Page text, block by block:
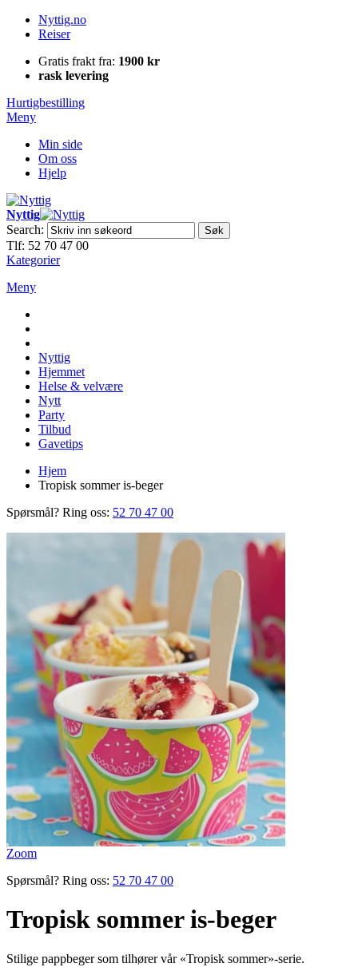
Nyttig.no
Reiser
Gratis frakt fra: 1900 kr
rask levering
Hurtigbestilling
Meny
Min side
Om oss
Hjelp
Nyttig
Search:
Søk
Tlf: 52 70 47 00
Kategorier
Meny
Nyttig
Hjemmet
Helse & velvære
Nytt
Party
Tilbud
Gavetips
Hjem
Tropisk sommer is-beger
Spørsmål? Ring oss: 52 70 47 00
Zoom
Spørsmål? Ring oss: 52 70 47 00
Tropisk sommer is-beger
Stilige pappbeger som tilhører vår «Tropisk sommer»-serie.